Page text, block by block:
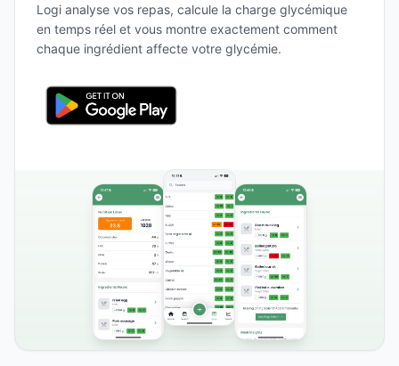
Logi analyse vos repas, calcule la charge glycémique
en temps réel et vous montre exactement comment
chaque ingrédient affecte votre glycémie.